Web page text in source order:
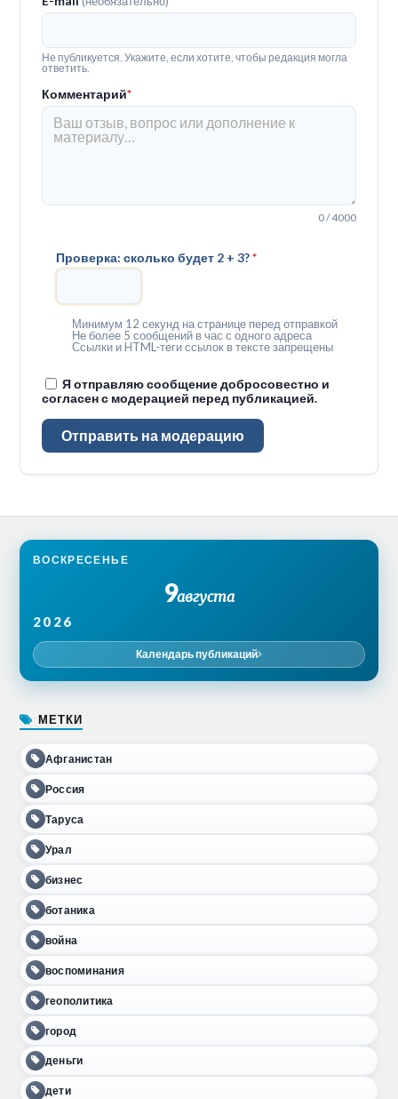
Не публикуется. Укажите, если хотите, чтобы редакция могла
ответить.
Комментарий*
0 / 4000
Проверка: сколько будет 2 + 3?*
Минимум 12 секунд на странице перед отправкой
Не более 5 сообщений в час с одного адреса
Ссылки и HTML-теги ссылок в тексте запрещены
Я отправляю сообщение добросовестно и
согласен с модерацией перед публикацией.
Отправить на модерацию
ВОСКРЕСЕНЬЕ
9августа
2026
Календарь публикаций
МЕТКИ
Афганистан
Россия
Таруса
Урал
бизнес
ботаника
война
воспоминания
геополитика
город
деньги
дети